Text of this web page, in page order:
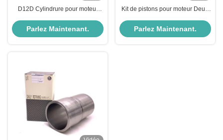
D12D Cylindrure pour moteur
Parlez Maintenant.
Kit de pistons pour moteur Deutz
Parlez Maintenant.